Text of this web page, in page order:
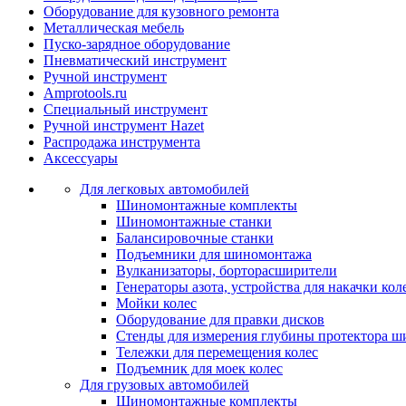
Оборудование для кузовного ремонта
Металлическая мебель
Пуско-зарядное оборудование
Пневматический инструмент
Ручной инструмент
Amprotools.ru
Специальный инструмент
Ручной инструмент Hazet
Распродажа инструмента
Аксессуары
Для легковых автомобилей
Шиномонтажные комплекты
Шиномонтажные станки
Балансировочные станки
Подъемники для шиномонтажа
Вулканизаторы, борторасширители
Генераторы азота, устройства для накачки
Мойки колес
Оборудование для правки дисков
Стенды для измерения глубины протектора
Тележки для перемещения колес
Подъемник для моек колеc
Для грузовых автомобилей
Шиномонтажные комплекты